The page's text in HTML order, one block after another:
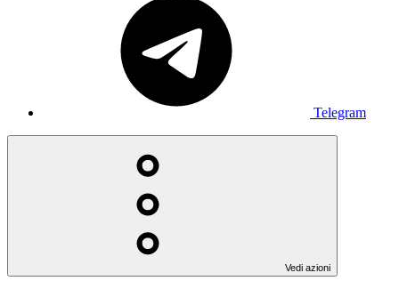
Telegram
Vedi azioni